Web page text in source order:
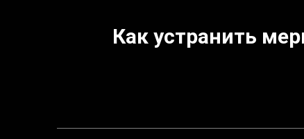
Как устранить